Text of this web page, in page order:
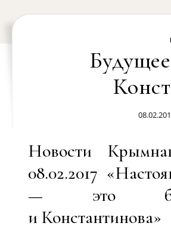
Новости
08.02.2017
— это
и Константинова»